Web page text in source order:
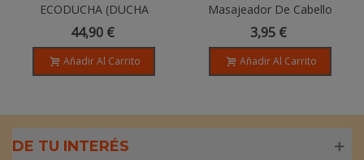
ECODUCHA (DUCHA
ECOLÓGICA) CON
GERMANIO Y TURMALINA -
ITALFRANCE
44,90 €
Añadir Al Carrito
Masajeador De Cabello
3,95 €
Añadir Al Carrito
DE TU INTERÉS